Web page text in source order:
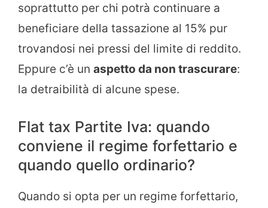
soprattutto per chi potrà continuare a
beneficiare della tassazione al 15% pur
trovandosi nei pressi del limite di reddito.
Eppure c’è un aspetto da non trascurare:
la detraibilità di alcune spese.
Flat tax Partite Iva: quando
conviene il regime forfettario e
quando quello ordinario?
Quando si opta per un regime forfettario,